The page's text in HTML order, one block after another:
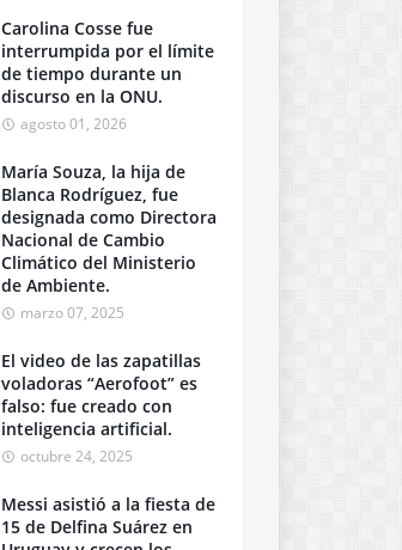
Carolina Cosse fue
interrumpida por el límite
de tiempo durante un
discurso en la ONU.
agosto 01, 2026
María Souza, la hija de
Blanca Rodríguez, fue
designada como Directora
Nacional de Cambio
Climático del Ministerio
de Ambiente.
marzo 07, 2025
El video de las zapatillas
voladoras “Aerofoot” es
falso: fue creado con
inteligencia artificial.
octubre 24, 2025
Messi asistió a la fiesta de
15 de Delfina Suárez en